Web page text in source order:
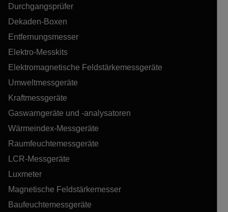
Durchgangsprüfer
Dekaden-Boxen
Entfernungsmesser
Elektro-Messkits
Elektromagnetische Feldstärkemessgeräte
Umweltmessgeräte
Kraftmessgeräte
Gaswarngeräte und -analysatoren
Wärmeindex-Messgeräte
Raumfeuchtemessgeräte
LCR-Messgeräte
Luxmeter
Magnetische Feldstärkemesser
Baufeuchtemessgeräte